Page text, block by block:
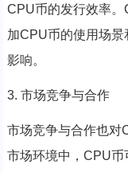
CPU币的发行效率
加CPU币的使用场
影响。
3. 市场竞争与合作
市场竞争与合作也对
市场环境中，CPU币